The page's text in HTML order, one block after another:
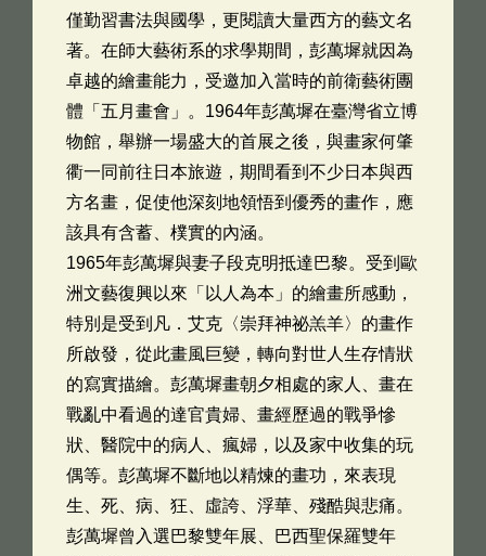
僅勤習書法與國學，更閱讀大量西方的藝文名
著。在師大藝術系的求學期間，彭萬墀就因為
卓越的繪畫能力，受邀加入當時的前衛藝術團
體「五月畫會」。1964年彭萬墀在臺灣省立博
物館，舉辦一場盛大的首展之後，與畫家何肇
衢一同前往日本旅遊，期間看到不少日本與西
方名畫，促使他深刻地領悟到優秀的畫作，應
該具有含蓄、樸實的內涵。
1965年彭萬墀與妻子段克明抵達巴黎。受到歐
洲文藝復興以來「以人為本」的繪畫所感動，
特別是受到凡．艾克〈崇拜神祕羔羊〉的畫作
所啟發，從此畫風巨變，轉向對世人生存情狀
的寫實描繪。彭萬墀畫朝夕相處的家人、畫在
戰亂中看過的達官貴婦、畫經歷過的戰爭慘
狀、醫院中的病人、瘋婦，以及家中收集的玩
偶等。彭萬墀不斷地以精煉的畫功，來表現
生、死、病、狂、虛誇、浮華、殘酷與悲痛。
彭萬墀曾入選巴黎雙年展、巴西聖保羅雙年